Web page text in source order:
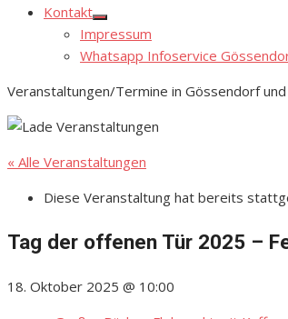
Kontakt
Show
sub
menu
Impressum
Whatsapp Infoservice
Veranstaltungen/Termine in Gössendorf
« Alle Veranstaltungen
Diese Veranstaltung hat bereits
Tag der offenen Tür 2025 –
18. Oktober 2025 @ 10:00